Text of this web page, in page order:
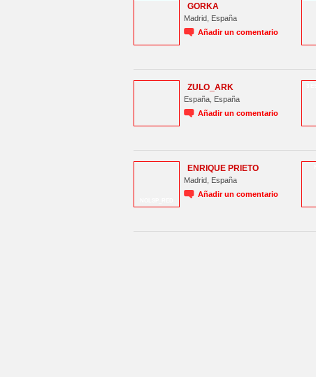
GORKA
Madrid, España
Añadir un comentario
ZULO_ARK
España, España
Añadir un comentario
ENRIQUE PRIETO
Madrid, España
Añadir un comentario